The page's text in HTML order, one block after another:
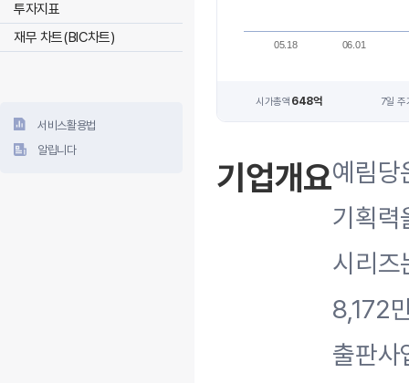
투자지표
재무 차트(BIC차트)
서비스활용법
알립니다
05.18 06.01
시가총액 648억 7일 주
기업개요예림당
기획력
시리
8,172
출판사